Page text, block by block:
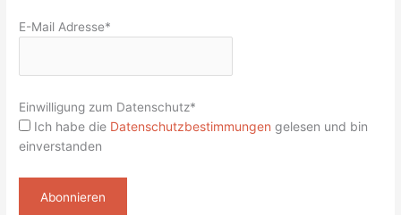
E-Mail Adresse*
Einwilligung zum Datenschutz*
Ich habe die Datenschutzbestimmungengelesen und bin
einverstanden